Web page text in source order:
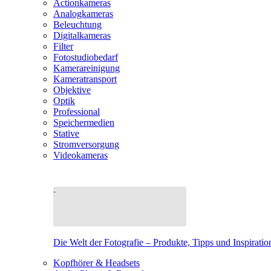
Actionkameras
Analogkameras
Beleuchtung
Digitalkameras
Filter
Fotostudiobedarf
Kamerareinigung
Kameratransport
Objektive
Optik
Professional
Speichermedien
Stative
Stromversorgung
Videokameras
Die Welt der Fotografie – Produkte, Tipps und
Kopfhörer & Headsets